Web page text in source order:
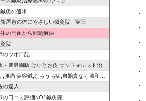
灸の追求
屋敷の体にやさしい鍼灸院 実三
の両面から問題解決
院
のツボ日記
豊島園駅 はりとお灸 サンフォレスト治療院ブログ
腰痛,美容鍼,むちうち症,自賠責なら清和針灸接骨院
の達人
の口コミ評価NO1鍼灸院